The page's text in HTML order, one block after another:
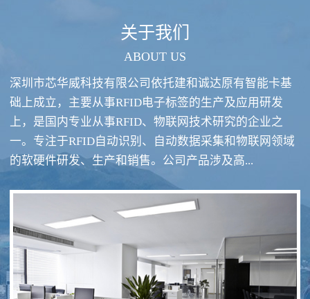
RFID酒类防伪系统方案 RFID智慧食堂系统
关于我们
ABOUT US
深圳市芯华威科技有限公司依托建和诚达原有智能卡基
础上成立，主要从事RFID电子标签的生产及应用研发
上，是国内专业从事RFID、物联网技术研究的企业之
一。专注于RFID自动识别、自动数据采集和物联网领域
的软硬件研发、生产和销售。公司产品涉及高...